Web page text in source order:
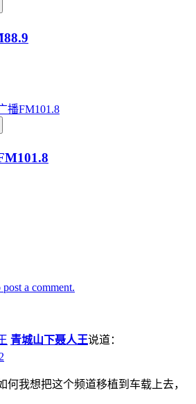
a comment.
青城山下聂人王说道：
何我想把这个频道移植到车载上去，